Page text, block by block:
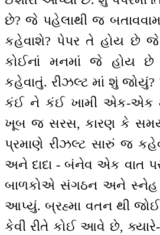
છે? જે પહેલાથી જ
કહેવાશે? પેપર તે હોય છે
કોઈનાં મનમાં જે હોય
કહેવાતું. રીઝલ્ટ માં શું જોયું?
કંઈ ને કંઈ ખામી એક-એક
ખૂબ જ સરસ, કારણ કે સમય
પ્રમાણે રીઝલ્ટ સારું જ
અને દાદા - બંનેવ એક વાત
બાળકોએ સંગઠન અને સ્નેહ
આપ્યું. બ્રહ્મા વતન થી જોઈ
કેવી રીતે કોઈ આવે છે,